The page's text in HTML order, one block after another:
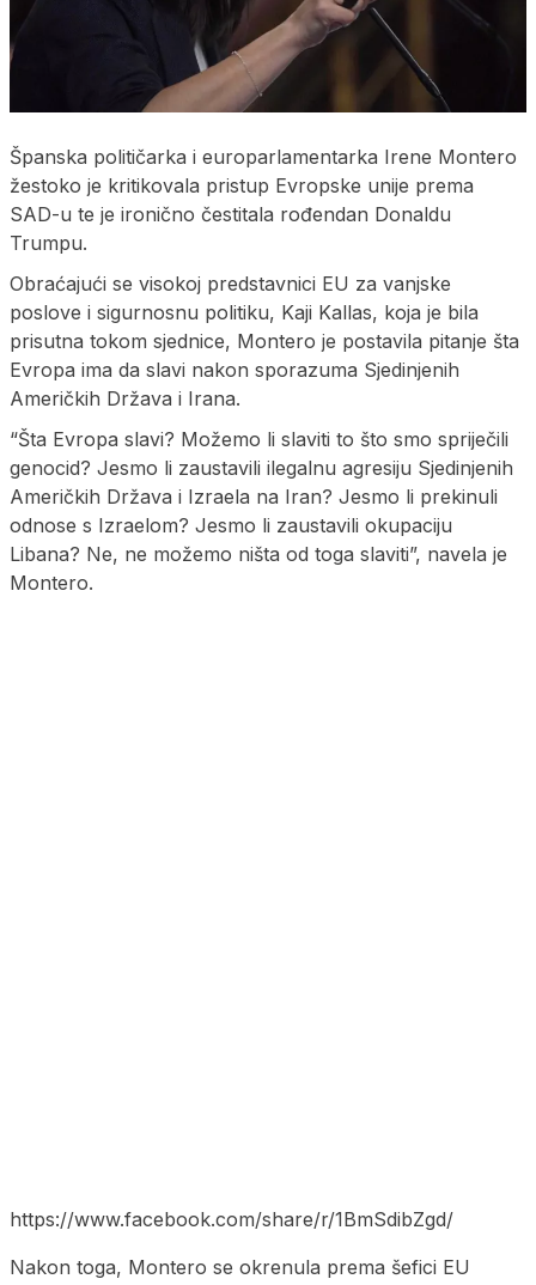
Španska političarka i europarlamentarka Irene Montero
žestoko je kritikovala pristup Evropske unije prema
SAD-u te je ironično čestitala rođendan Donaldu
Trumpu.
Obraćajući se visokoj predstavnici EU za vanjske
poslove i sigurnosnu politiku, Kaji Kallas, koja je bila
prisutna tokom sjednice, Montero je postavila pitanje šta
Evropa ima da slavi nakon sporazuma Sjedinjenih
Američkih Država i Irana.
“Šta Evropa slavi? Možemo li slaviti to što smo spriječili
genocid? Jesmo li zaustavili ilegalnu agresiju Sjedinjenih
Američkih Država i Izraela na Iran? Jesmo li prekinuli
odnose s Izraelom? Jesmo li zaustavili okupaciju
Libana? Ne, ne možemo ništa od toga slaviti”, navela je
Montero.
https://www.facebook.com/share/r/1BmSdibZgd/
Nakon toga, Montero se okrenula prema šefici EU